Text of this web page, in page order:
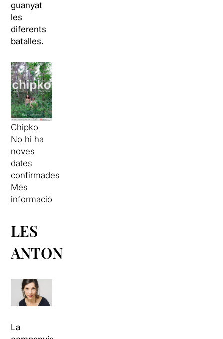
guanyat
les
diferents
batalles.
Chipko
No hi ha
noves
dates
confirmades
Més
informació
LES
ANTONIETES
La